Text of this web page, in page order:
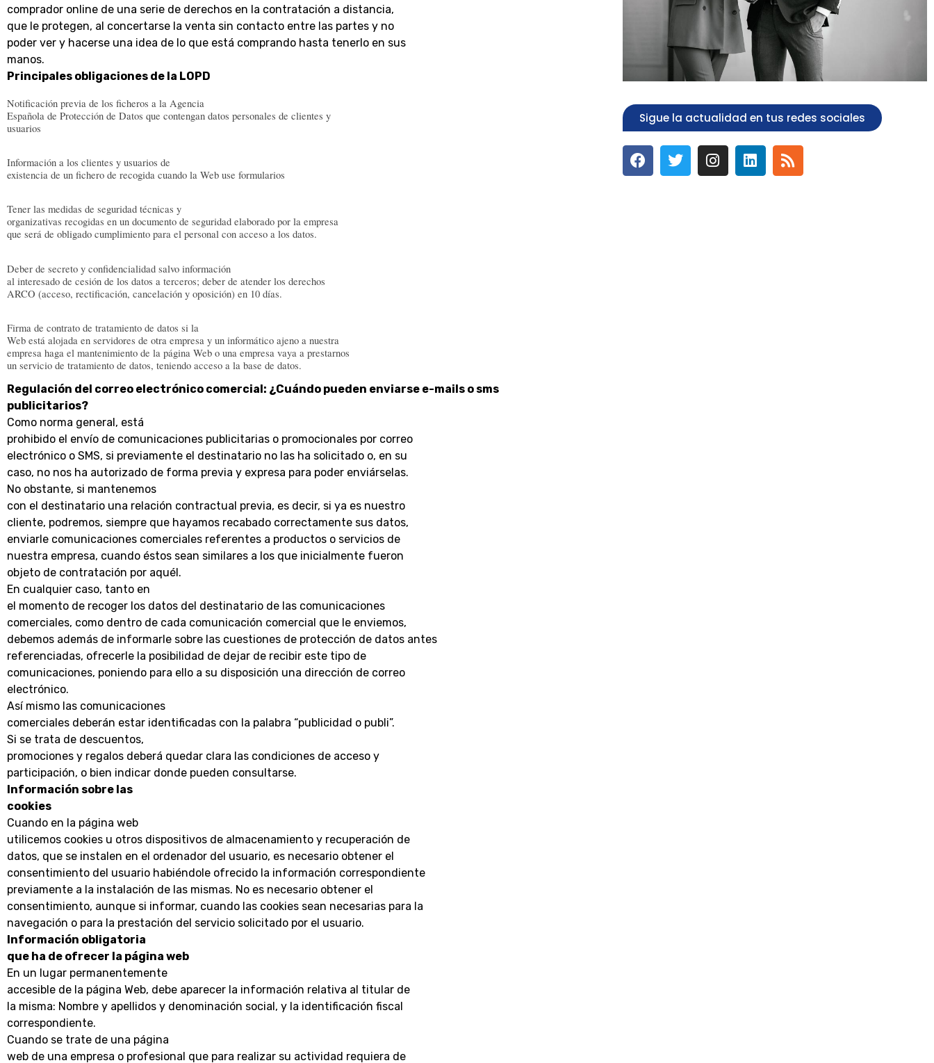
comprador online de una serie de derechos en la contratación a distancia,
que le protegen, al concertarse la venta sin contacto entre las partes y no
poder ver y hacerse una idea de lo que está comprando hasta tenerlo en sus
manos.
Principales obligaciones de la LOPD
Notificación previa de los ficheros a la Agencia
Española de Protección de Datos que contengan datos personales de clientes y
usuarios
Información a los clientes y usuarios de
existencia de un fichero de recogida cuando la Web use formularios
Tener las medidas de seguridad técnicas y
organizativas recogidas en un documento de seguridad elaborado por la empresa
que será de obligado cumplimiento para el personal con acceso a los datos.
Deber de secreto y confidencialidad salvo información
al interesado de cesión de los datos a terceros; deber de atender los derechos
ARCO (acceso, rectificación, cancelación y oposición) en 10 días.
Firma de contrato de tratamiento de datos si la
Web está alojada en servidores de otra empresa y un informático ajeno a nuestra
empresa haga el mantenimiento de la página Web o una empresa vaya a prestarnos
un servicio de tratamiento de datos, teniendo acceso a la base de datos.
Regulación del correo electrónico comercial: ¿Cuándo pueden enviarse e-mails o sms
publicitarios?
Como norma general, está
prohibido el envío de comunicaciones publicitarias o promocionales por correo
electrónico o SMS, si previamente el destinatario no las ha solicitado o, en su
caso, no nos ha autorizado de forma previa y expresa para poder enviárselas.
No obstante, si mantenemos
con el destinatario una relación contractual previa, es decir, si ya es nuestro
cliente, podremos, siempre que hayamos recabado correctamente sus datos,
enviarle comunicaciones comerciales referentes a productos o servicios de
nuestra empresa, cuando éstos sean similares a los que inicialmente fueron
objeto de contratación por aquél.
En cualquier caso, tanto en
el momento de recoger los datos del destinatario de las comunicaciones
comerciales, como dentro de cada comunicación comercial que le enviemos,
debemos además de informarle sobre las cuestiones de protección de datos antes
referenciadas, ofrecerle la posibilidad de dejar de recibir este tipo de
comunicaciones, poniendo para ello a su disposición una dirección de correo
electrónico.
Así mismo las comunicaciones
comerciales deberán estar identificadas con la palabra “publicidad o publi”.
Si se trata de descuentos,
promociones y regalos deberá quedar clara las condiciones de acceso y
participación, o bien indicar donde pueden consultarse.
Información sobre las
cookies
Cuando en la página web
utilicemos cookies u otros dispositivos de almacenamiento y recuperación de
datos, que se instalen en el ordenador del usuario, es necesario obtener el
consentimiento del usuario habiéndole ofrecido la información correspondiente
previamente a la instalación de las mismas. No es necesario obtener el
consentimiento, aunque si informar, cuando las cookies sean necesarias para la
navegación o para la prestación del servicio solicitado por el usuario.
Información obligatoria
que ha de ofrecer la página web
En un lugar permanentemente
accesible de la página Web, debe aparecer la información relativa al titular de
la misma: Nombre y apellidos y denominación social, y la identificación fiscal
correspondiente.
Cuando se trate de una página
web de una empresa o profesional que para realizar su actividad requiera de
Sigue la actualidad en tus redes sociales